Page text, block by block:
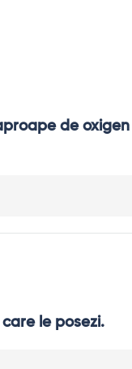
de oxigen
le posezi.